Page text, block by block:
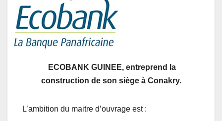
ECOBANK GUINEE, entreprend la
construction de son siège à Conakry.
L’ambition du maitre d’ouvrage est :